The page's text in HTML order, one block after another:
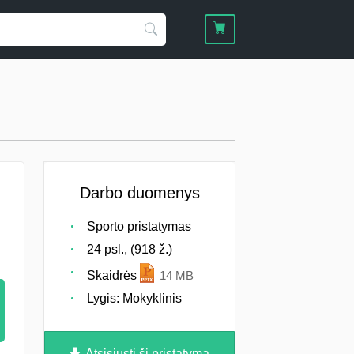
Darbo duomenys
Sporto pristatymas
24 psl., (918 ž.)
Skaidrės
14 MB
Lygis: Mokyklinis